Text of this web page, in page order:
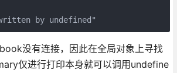
by undefined"
没有连接，因此在全局对象上寻找
仅进行打印本身就可以调用undefine